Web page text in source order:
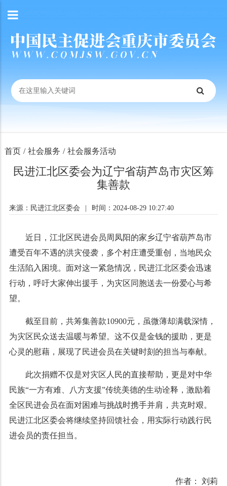
首页 / 社会服务 / 社会服务活动
民进江北区委会为辽宁省葫芦岛市灾区筹
集善款
来源：民进江北区委会 时间：2024-08-29 10:27:40
近日，江北区民进会员周凤阳的家乡辽宁省葫芦岛市
遭受百年不遇的洪灾侵袭，多个村庄遭受重创，当地民众
生活陷入困境。面对这一紧急情况，民进江北区委会迅速
行动，呼吁大家伸出援手，为灾区同胞送去一份爱心与希
望。
截至目前，共筹集善款10900元，虽微薄却满载深情，
为灾区民众送去温暖与希望。这不仅是金钱的援助，更是
心灵的慰藉，展现了民进会员在关键时刻的担当与奉献。
此次捐赠不仅是对灾区人民的直接帮助，更是对中华
民族“一方有难、八方支援”传统美德的生动诠释，激励着
全区民进会员在面对困难与挑战时携手并肩，共克时艰。
民进江北区委会将继续坚持回馈社会，用实际行动践行民
进会员的责任担当。
作者： 刘莉